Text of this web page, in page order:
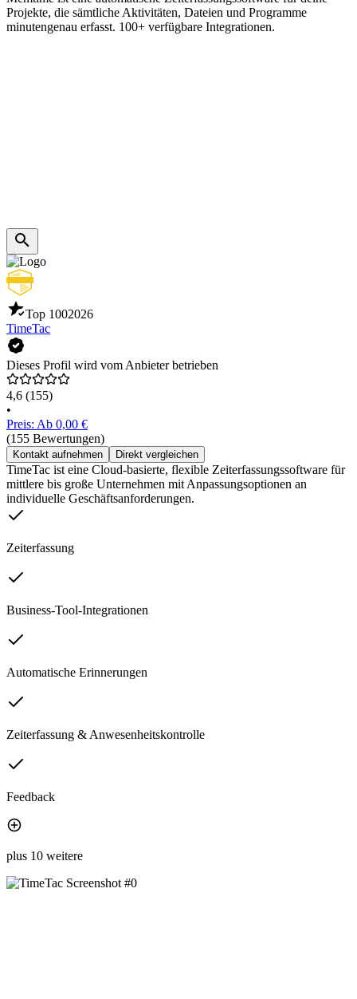
Projekte, die sämtliche Aktivitäten, Dateien und Programme
minutengenau erfasst. 100+ verfügbare Integrationen.
Top 1002026
TimeTac
Dieses Profil wird vom Anbieter betrieben
4,6 (155)
•
Preis: Ab 0,00 €
(155 Bewertungen)
Kontakt aufnehmen Direkt vergleichen
TimeTac ist eine Cloud-basierte, flexible Zeiterfassungssoftware für
mittlere bis große Unternehmen mit Anpassungsoptionen an
individuelle Geschäftsanforderungen.
Zeiterfassung
Business-Tool-Integrationen
Automatische Erinnerungen
Zeiterfassung & Anwesenheitskontrolle
Feedback
plus 10 weitere